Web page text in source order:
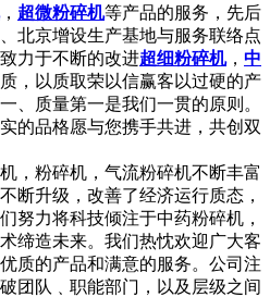
， 超微粉碎机等产品的服务，先后
北京增设生产基地与服务联络点
力于不断的改进超细粉碎机， 中
，以质取荣以信赢客以过硬的产
、质量第一是我们一贯的原则。
的品格愿与您携手共进，共创双
粉碎机，气流粉碎机不断丰富
断升级，改善了经济运行质态，
努力将科技倾注于中药粉碎机，
缔造未来。我们热忱欢迎广大客
质的产品和满意的服务。公司注
团队﹑职能部门，以及层级之间